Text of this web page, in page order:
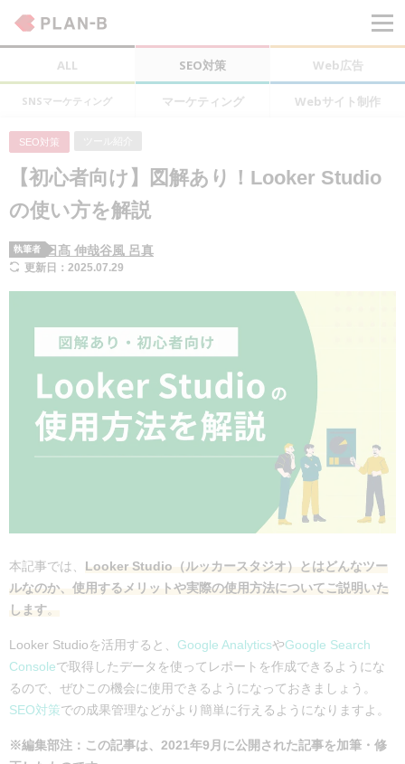
ALL SEO対策 Web広告
SNSマーケティング マーケティング Webサイト制作
SEO対策
【初心者向け】図解あり！Looker Studio
の使い方を解説
執筆者 日髙 伸哉谷風 呂真
更新日：2025.07.29
本記事では、 Looker Studio（ルッカースタジオ）とはどんなツー
ルなのか、使用するメリットや実際の使用方法についてご説明いた
します。
Looker Studioを活用すると、 Google AnalyticsやGoogle Search
Consoleで取得したデータを使ってレポートを作成できるようにな
るので、ぜひこの機会に使用できるようになっておきましょう。
SEO対策での成果管理などがより簡単に行えるようになりますよ。
※編集部注：この記事は、2021年9月に公開された記事を加筆・修